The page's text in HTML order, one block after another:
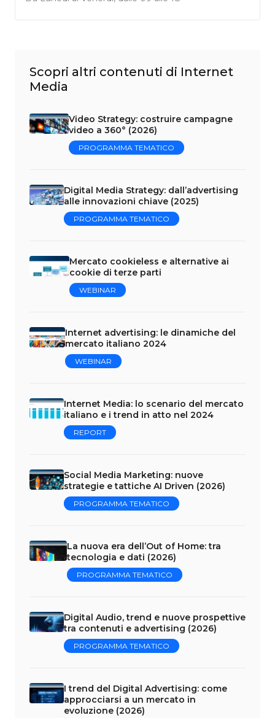
Scopri altri contenuti di Internet
Media
Video Strategy: costruire campagne
video a 360° (2026)
PROGRAMMA TEMATICO
Digital Media Strategy: dall’advertising
alle innovazioni chiave (2025)
PROGRAMMA TEMATICO
Mercato cookieless e alternative ai
cookie di terze parti
WEBINAR
Internet advertising: le dinamiche del
mercato italiano 2024
WEBINAR
Internet Media: lo scenario del mercato
italiano e i trend in atto nel 2024
REPORT
Social Media Marketing: nuove
strategie e tattiche AI Driven (2026)
PROGRAMMA TEMATICO
La nuova era dell’Out of Home: tra
tecnologia e dati (2026)
PROGRAMMA TEMATICO
Digital Audio, trend e nuove prospettive
tra contenuti e advertising (2026)
PROGRAMMA TEMATICO
I trend del Digital Advertising: come
approcciarsi a un mercato in
evoluzione (2026)